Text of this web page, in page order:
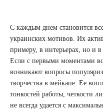
С каждым днем становится
украинских мотивов. Их
примеру, в интерьерах, но и
Если с первыми моментами
возникают вопросы
творчества в мейкапе. Ее
тонкостей работы, четкости
не всегда удается с